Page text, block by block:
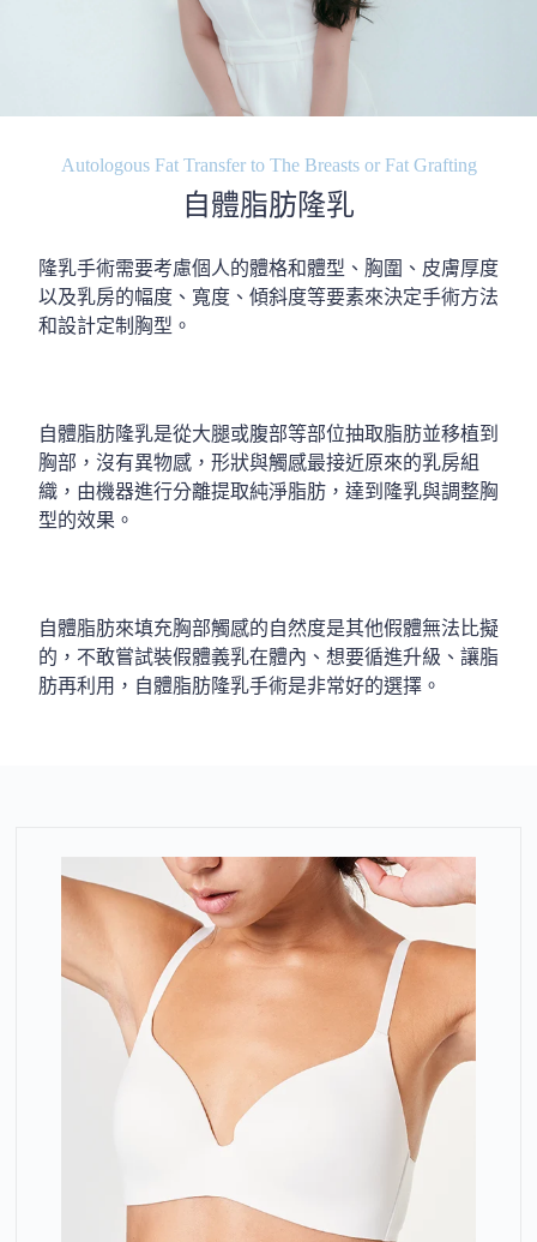
Autologous Fat Transfer to The Breasts or Fat Grafting
自體脂肪隆乳
隆乳手術需要考慮個人的體格和體型、胸圍、皮膚厚度
以及乳房的幅度、寬度、傾斜度等要素來決定手術方法
和設計定制胸型。
自體脂肪隆乳是從大腿或腹部等部位抽取脂肪並移植到
胸部，沒有異物感，形狀與觸感最接近原來的乳房組
織，由機器進行分離提取純淨脂肪，達到隆乳與調整胸
型的效果。
自體脂肪來填充胸部觸感的自然度是其他假體無法比擬
的，不敢嘗試裝假體義乳在體內、想要循進升級、讓脂
肪再利用，自體脂肪隆乳手術是非常好的選擇。